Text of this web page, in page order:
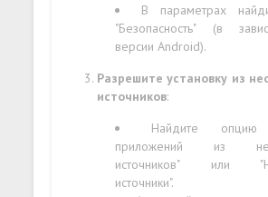
В параметрах
"Безопасность" (в
версии Android).
Разрешите установку из
источников:
Найдите опцию
приложений из
источников" или
источники".